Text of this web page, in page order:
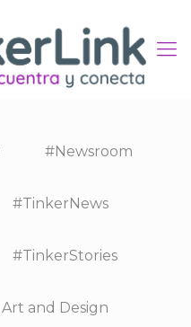
#Newsroom
#TinkerNews
#TinkerStories
Art and Design